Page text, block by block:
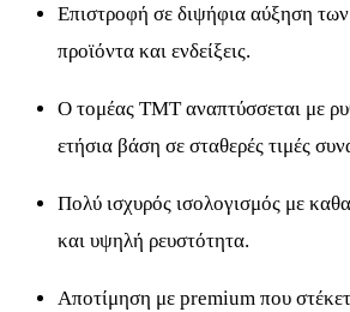
Επιστροφή σε διψήφια αύξηση
προϊόντα και ενδείξεις.
Ο τομέας TMT αναπτύσσεται με
ετήσια βάση σε σταθερές τιμές
Πολύ ισχυρός ισολογισμός με
και υψηλή ρευστότητα.
Αποτίμηση με premium που